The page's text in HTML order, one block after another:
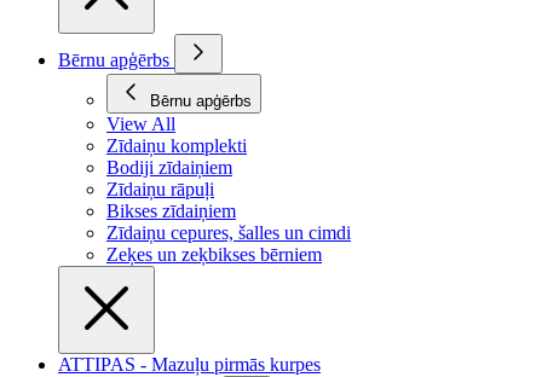
Bērnu apģērbs
Bērnu apģērbs
View All
Zīdaiņu komplekti
Bodiji zīdaiņiem
Zīdaiņu rāpuļi
Bikses zīdaiņiem
Zīdaiņu cepures, šalles un cimdi
Zeķes un zeķbikses bērniem
ATTIPAS - Mazuļu pirmās kurpes